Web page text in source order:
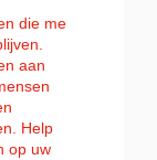
die me
aan
Help
op uw